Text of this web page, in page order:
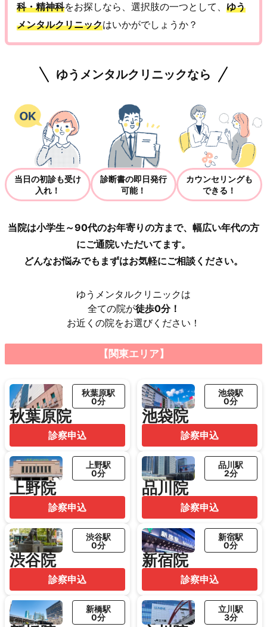
科・精神科をお探しなら、選択肢の一つとして、 ゆう
メンタルクリニックはいかがでしょうか？
ゆうメンタルクリニックなら
当日の初診も受け
入れ！
診断書の即日発行
可能！
カウンセリングも
できる！
当院は小学生～90代のお年寄りの方まで、幅広い年代の方
にご通院いただいてます。
どんなお悩みでもまずはお気軽にご相談ください。
ゆうメンタルクリニックは
全ての院が徒歩0分！
お近くの院をお選びください！
【関東エリア】
秋葉原院
秋葉原駅
0分
診察申込
池袋院
池袋駅
0分
診察申込
上野院
上野駅
0分
診察申込
品川院
品川駅
2分
診察申込
渋谷院
渋谷駅
0分
診察申込
新宿院
新宿駅
0分
診察申込
新橋駅
0分
立川駅
3分